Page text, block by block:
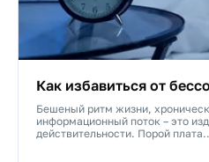
Как избавиться от
Бешеный ритм жизни,
информационный поток – это
действительности. Порой